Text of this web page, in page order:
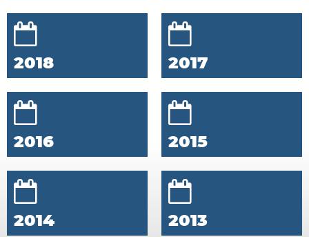
2018 2017
2016 2015
2014 2013